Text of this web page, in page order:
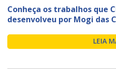
Conheça os trabalhos que
desenvolveu por Mogi das
LEIA